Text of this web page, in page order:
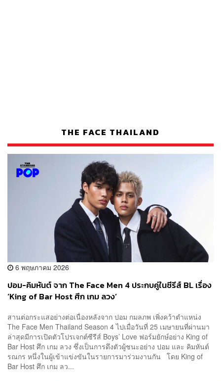
THE FACE THAILAND
6 พฤษภาคม 2026
ปอม-คิมหันต์ จาก The Face Men 4 ประกบคู่ในซีรีส์ BL เรื่อง
‘King of Bar Host ศึก เกม ลวง’
สานต่อกระแสอย่างต่อเนื่องหลังจาก ปอม กมลภพ เพิ่งคว้าตำแหน่ง
The Face Men Thailand Season 4 ไปเมื่อวันที่ 25 เมษายนที่ผ่านมา
ล่าสุดมีการเปิดตัวโปรเจกต์ซีรีส์ Boys’ Love ฟอร์มยักษ์อย่าง King of
Bar Host ศึก เกม ลวง ซึ่งเป็นการดึงตัวผู้ชนะอย่าง ปอม และ คิมหันต์
รณกร หนึ่งในผู้เข้าแข่งขันในรายการมาร่วมงานกัน โดย King of
Bar Host ศึก เกม ลว...